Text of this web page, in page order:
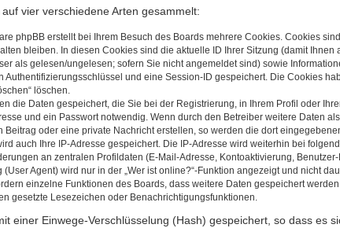
vier verschiedene Arten gesammelt:
phpBB erstellt bei Ihrem Besuch des Boards mehrere Cookies. Cookies
bleiben. In diesen Cookies sind die aktuelle ID Ihrer Sitzung (damit
als gelesen/ungelesen; sofern Sie nicht angemeldet sind) sowie
Authentifizierungsschlüssel und eine Session-ID gespeichert. Die Cookies
löschen.
die Daten gespeichert, die Sie bei der Registrierung, in Ihrem Profil oder
und ein Passwort notwendig. Wenn durch den Betreiber weitere Daten
Beitrag oder eine private Nachricht erstellen, so werden die dort
auch Ihre IP-Adresse gespeichert. Die IP-Adresse wird weiterhin bei
an zentralen Profildaten (E-Mail-Adresse, Kontoaktivierung,
(User Agent) wird nur in der „Wer ist online?“-Funktion angezeigt und nicht
einzelne Funktionen des Boards, dass weitere Daten gespeichert
gesetzte Lesezeichen oder Benachrichtigungsfunktionen.
einer Einwege-Verschlüsselung (Hash) gespeichert, so dass